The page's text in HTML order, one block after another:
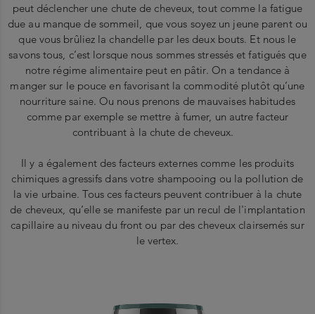
peut déclencher une chute de cheveux, tout comme la fatigue
due au manque de sommeil, que vous soyez un jeune parent ou
que vous brûliez la chandelle par les deux bouts. Et nous le
savons tous, c’est lorsque nous sommes stressés et fatigués que
notre régime alimentaire peut en pâtir. On a tendance à
manger sur le pouce en favorisant la commodité plutôt qu’une
nourriture saine. Ou nous prenons de mauvaises habitudes
comme par exemple se mettre à fumer, un autre facteur
contribuant à la chute de cheveux.
Il y a également des facteurs externes comme les produits
chimiques agressifs dans votre shampooing ou la pollution de
la vie urbaine. Tous ces facteurs peuvent contribuer à la chute
de cheveux, qu’elle se manifeste par un recul de l'implantation
capillaire au niveau du front ou par des cheveux clairsemés sur
le vertex.